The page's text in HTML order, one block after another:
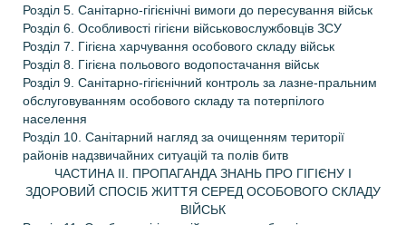
Розділ 5. Санітарно-гігієнічні вимоги до пересування військ
Розділ 6. Особливості гігієни військовослужбовців ЗСУ
Розділ 7. Гігієна харчування особового складу військ
Розділ 8. Гігієна польового водопостачання військ
Розділ 9. Санітарно-гігієнічний контроль за лазне-пральним
обслуговуванням особового складу та потерпілого
населення
Розділ 10. Санітарний нагляд за очищенням території
районів надзвичайних ситуацій та полів битв
ЧАСТИНА ІІ. ПРОПАГАНДА ЗНАНЬ ПРО ГІГІЄНУ І
ЗДОРОВИЙ СПОСІБ ЖИТТЯ СЕРЕД ОСОБОВОГО СКЛАДУ
ВІЙСЬК